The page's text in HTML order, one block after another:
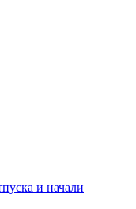
и начали